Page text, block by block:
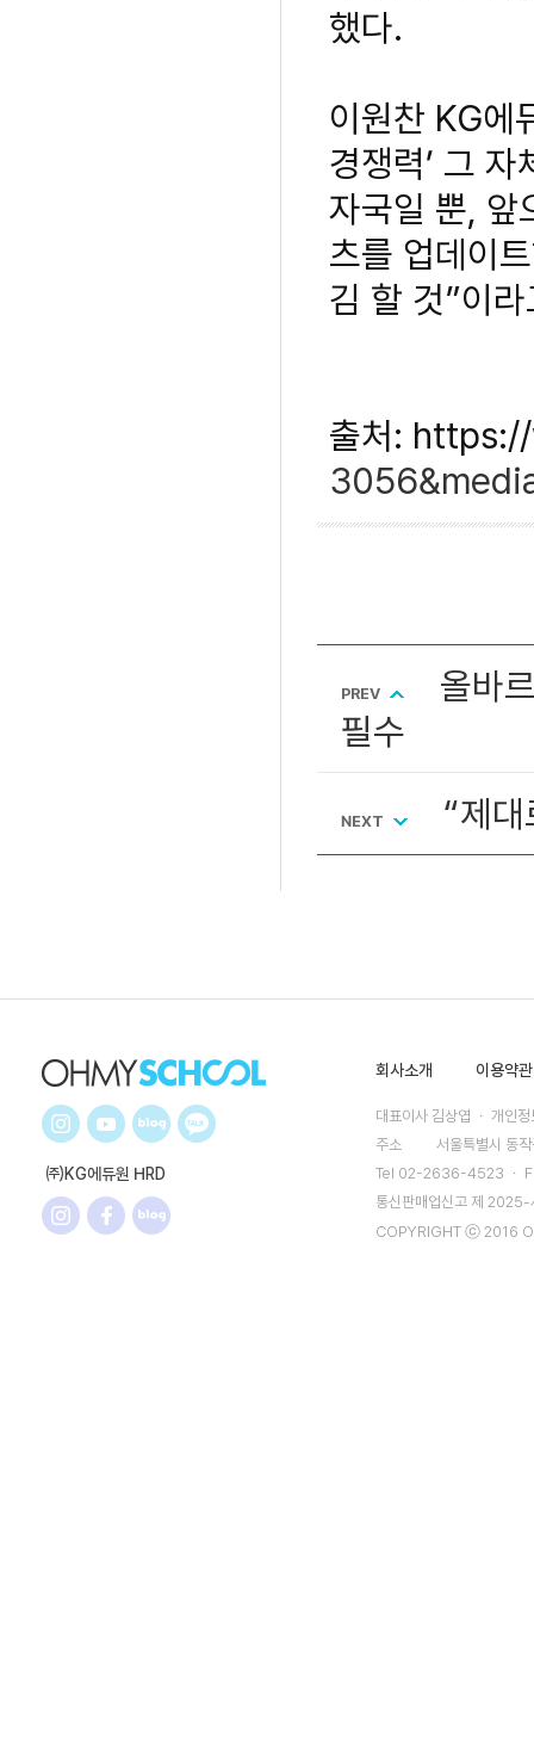
했다.
이원찬 KG에
경쟁력’ 그
자국일 뿐, 앞
츠를 업데이
김 할 것”이
출처: https://
PREV
올바
필수
NEXT “제
㈜KG에듀원 HRD
회사소개 이용약관
대표이사 김상엽 ㆍ 개인
주소
서울특별시 동
Tel 02-2636-4523 ㆍ
통신판매업신고 제
COPYRIGHT ⓒ 2016